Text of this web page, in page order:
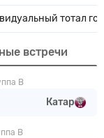
тотал
встречи
В
Катар
В